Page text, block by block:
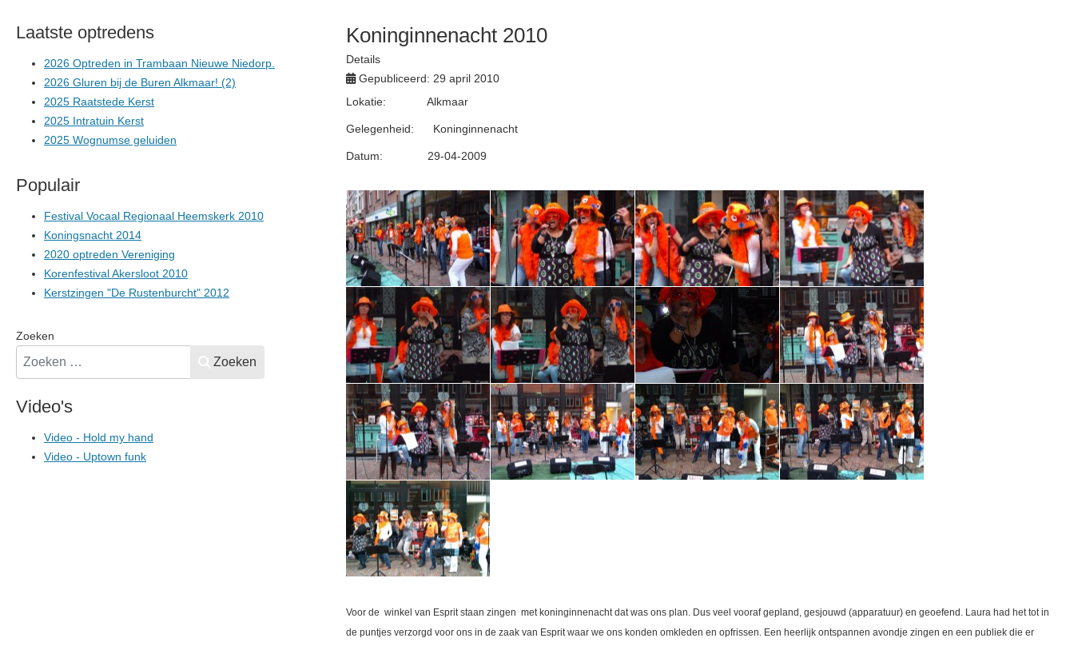
Laatste optredens
2026 Optreden in Trambaan Nieuwe Niedorp.
2026 Gluren bij de Buren Alkmaar! (2)
2025 Raatstede Kerst
2025 Intratuin Kerst
2025 Wognumse geluiden
Populair
Festival Vocaal Regionaal Heemskerk 2010
Koningsnacht 2014
2020 optreden Vereniging
Korenfestival Akersloot 2010
Kerstzingen "De Rustenburcht" 2012
Zoeken
Zoeken
Video's
Video - Hold my hand
Video - Uptown funk
Koninginnenacht 2010
Details
Gepubliceerd: 29 april 2010
Lokatie: Alkmaar
Gelegenheid: Koninginnenacht
Datum: 29-04-2009
Voor de winkel van Esprit staan zingen met koninginnenacht dat was ons plan. Dus veel vooraf gepland, gesjouwd (apparatuur) en geoefend. Laura had het tot in
de puntjes verzorgd voor ons in de zaak van Esprit waar we ons konden omkleden en opfrissen. Een heerlijk ontspannen avondje zingen en een publiek die er